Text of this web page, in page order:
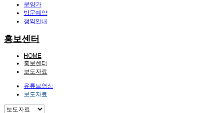
분양가
방문예약
청약안내
홍보센터
HOME
홍보센터
보도자료
유튜브영상
보도자료